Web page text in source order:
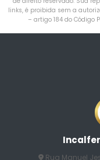
links, é proibida sem a
– artigo 184 do Código
Rua Manuel